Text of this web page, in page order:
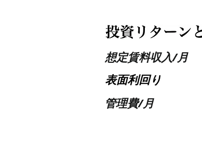
想定​賃料収入/月
​表面利回り
管理費/月